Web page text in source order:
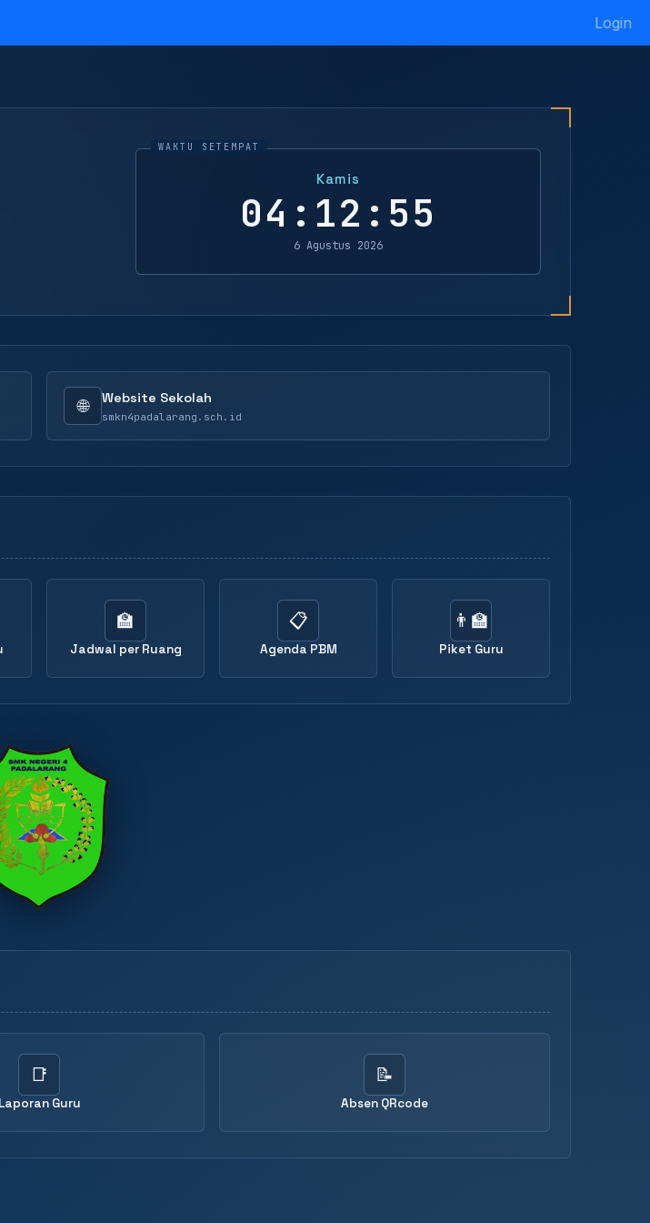
Login
Kamis
04:12:55
6 Agustus 2026
🌐 Website Sekolah
smkn4padalarang.sch.id
🏫
Jadwal per Ruang
📋
Agenda PBM
👨‍🏫
Piket Guru
📑
Laporan Guru
📝
Absen QRcode